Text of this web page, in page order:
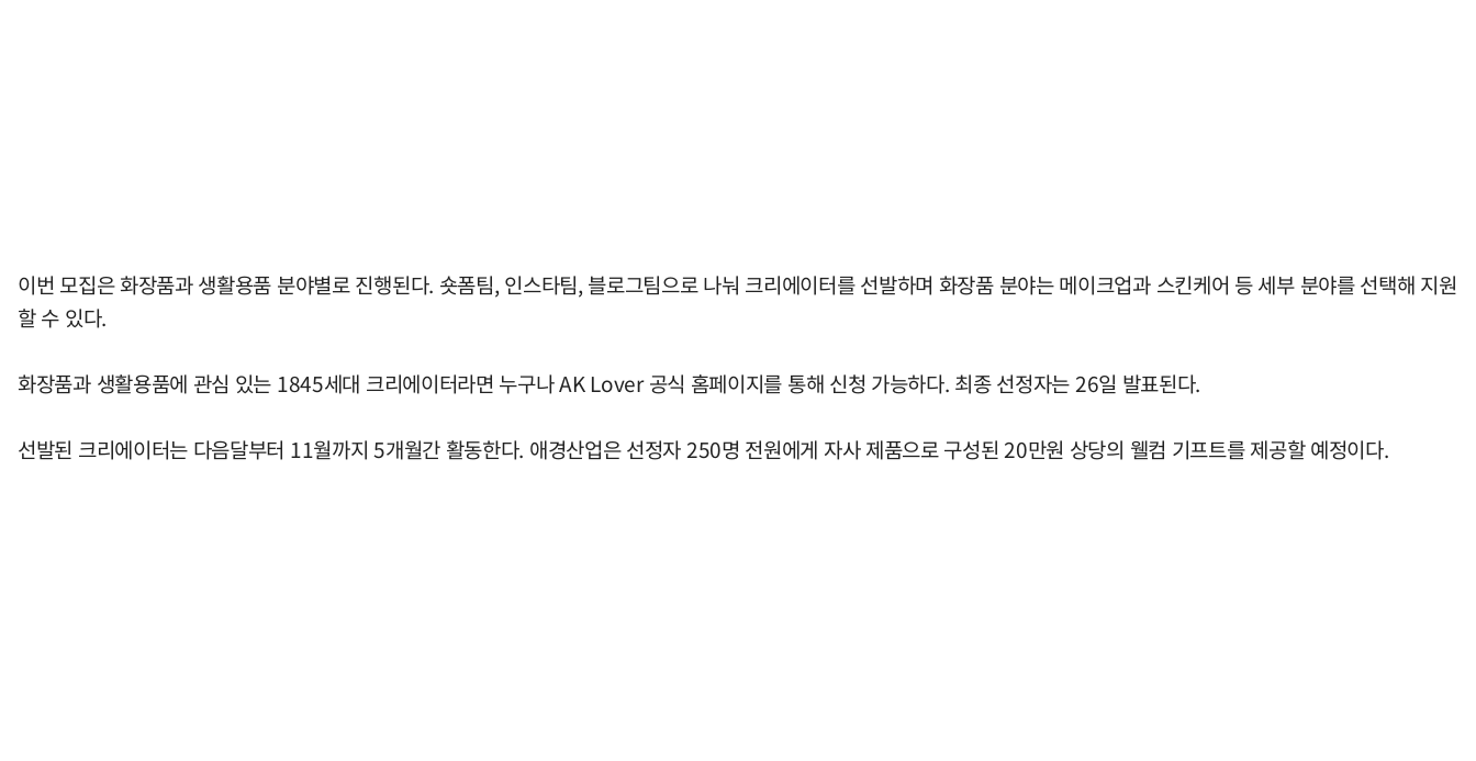
이번 모집은 화장품과 생활용품 분야별로 진행된다. 숏폼팀, 인스타팀, 블로그팀으로 나눠 크리에이터를 선발하며 화장품 분야는 메이크업과 스킨케어 등 세부 분야를 선택해 지원
할 수 있다.
화장품과 생활용품에 관심 있는 1845세대 크리에이터라면 누구나 AK Lover 공식 홈페이지를 통해 신청 가능하다. 최종 선정자는 26일 발표된다.
선발된 크리에이터는 다음달부터 11월까지 5개월간 활동한다. 애경산업은 선정자 250명 전원에게 자사 제품으로 구성된 20만원 상당의 웰컴 기프트를 제공할 예정이다.